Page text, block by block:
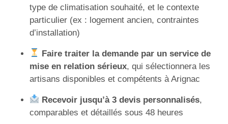
type de climatisation souhaité, et le contexte
particulier (ex : logement ancien, contraintes
d’installation)
Faire traiter la demande par un service de
mise en relation sérieux, qui sélectionnera les
artisans disponibles et compétents à Arignac
Recevoir jusqu’à 3 devis personnalisés,
comparables et détaillés sous 48 heures